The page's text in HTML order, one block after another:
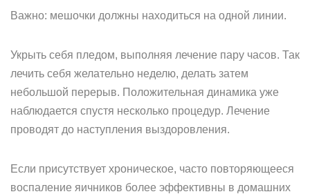
Важно: мешочки должны находиться на одной линии.
Укрыть себя пледом, выполняя лечение пару часов. Так
лечить себя желательно неделю, делать затем
небольшой перерыв. Положительная динамика уже
наблюдается спустя несколько процедур. Лечение
проводят до наступления выздоровления.
Если присутствует хроническое, часто повторяющееся
воспаление яичников более эффективны в домашних